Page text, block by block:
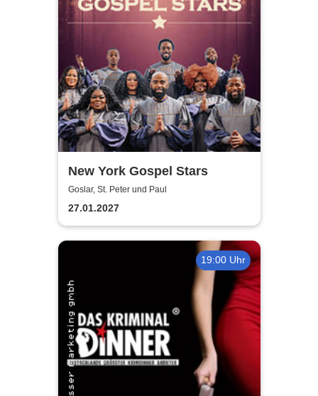
New York Gospel Stars
Goslar, St. Peter und Paul
27.01.2027
19:00 Uhr